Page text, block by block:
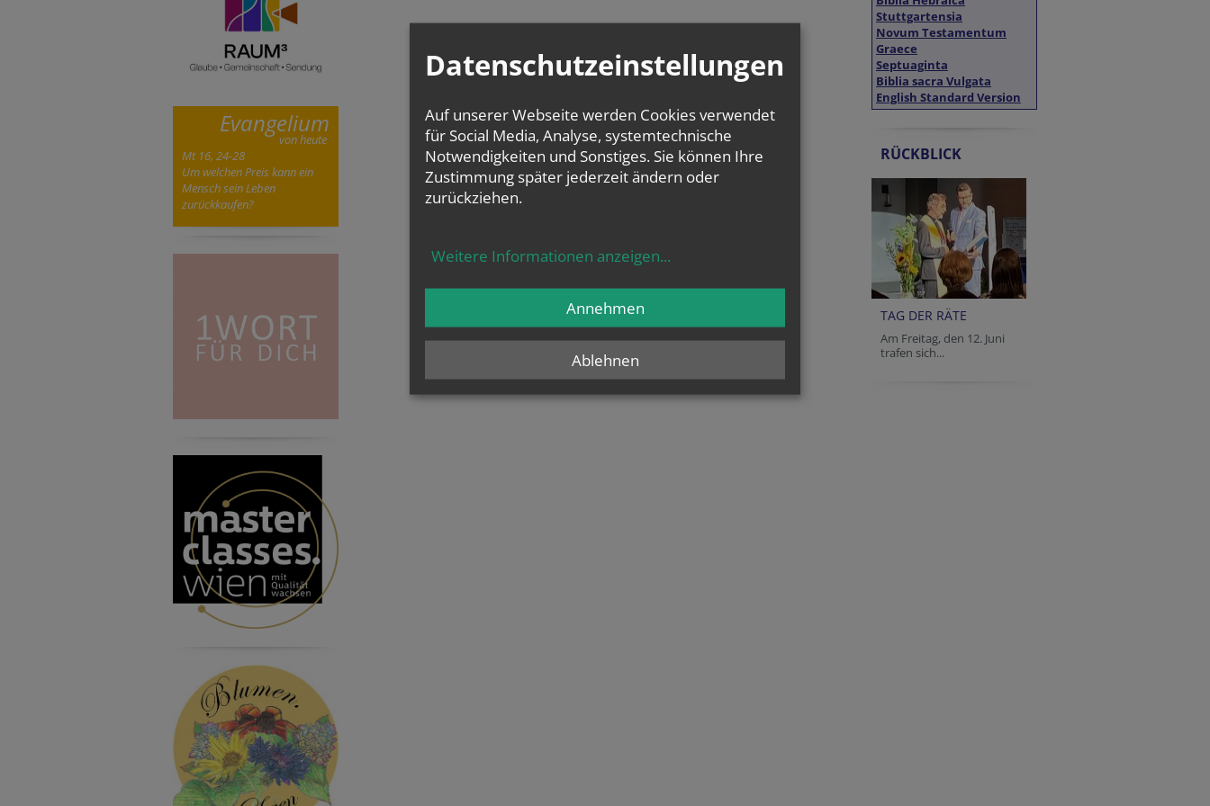
Evangelium
von heute
Mt 16, 24-28
Um welchen Preis kann ein
Mensch sein Leben
zurückkaufen?
Stuttgartensia
Novum Testamentum
Graece
Septuaginta
Biblia sacra Vulgata
English Standard Version
RÜCKBLICK
TAG DER RÄTE
Am Freitag, den 12. Juni
trafen sich...
Datenschutzeinstellungen
Auf unserer Webseite werden Cookies verwendet
für Social Media, Analyse, systemtechnische
Notwendigkeiten und Sonstiges. Sie können Ihre
Zustimmung später jederzeit ändern oder
zurückziehen.
Weitere Informationen anzeigen...
Ablehnen
Annehmen